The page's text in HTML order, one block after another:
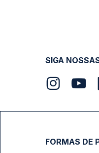
SIGA
FORMAS DE